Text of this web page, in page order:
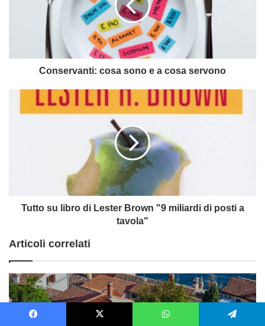
Conservanti: cosa sono e a cosa servono
postiTutto su libro di Lester Brown "9 miliardi di posti a
tavola"
Articoli correlati